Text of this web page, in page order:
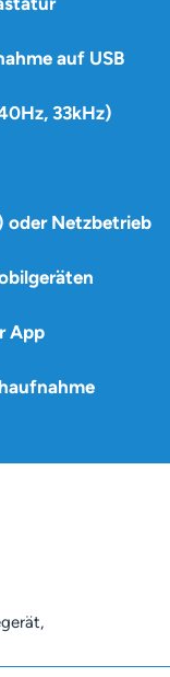
auf USB
33kHz)
oder Netzbetrieb
App